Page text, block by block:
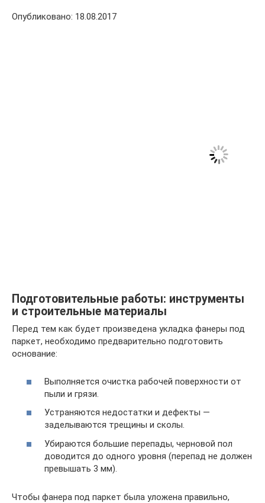
Опубликовано: 18.08.2017
Подготовительные работы: инструменты
и строительные материалы
Перед тем как будет произведена укладка фанеры под
паркет, необходимо предварительно подготовить
основание:
Выполняется очистка рабочей поверхности от
пыли и грязи.
Устраняются недостатки и дефекты —
заделываются трещины и сколы.
Убираются большие перепады, черновой пол
доводится до одного уровня (перепад не должен
превышать 3 мм).
Чтобы фанера под паркет была уложена правильно,